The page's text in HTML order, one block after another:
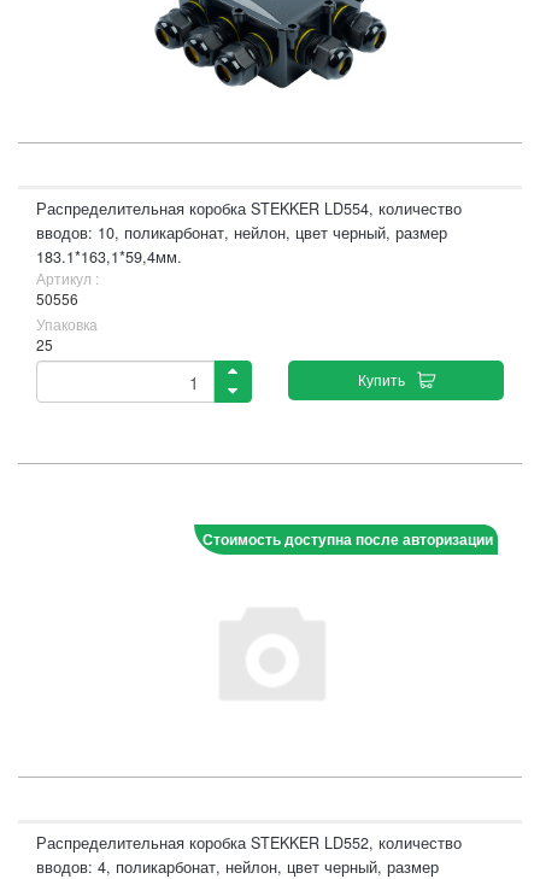
Распределительная коробка STEKKER LD554, количество
вводов: 10, поликарбонат, нейлон, цвет черный, размер
183.1*163,1*59,4мм.
Артикул :
50556
Упаковка
25
Купить
Стоимость доступна после авторизации
Распределительная коробка STEKKER LD552, количество
вводов: 4, поликарбонат, нейлон, цвет черный, размер